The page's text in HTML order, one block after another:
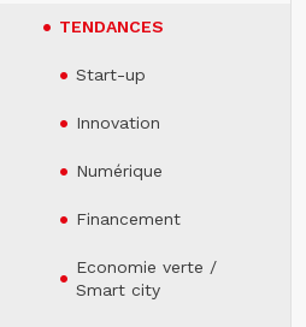
TENDANCES
Start-up
Innovation
Numérique
Financement
Economie verte /
Smart city